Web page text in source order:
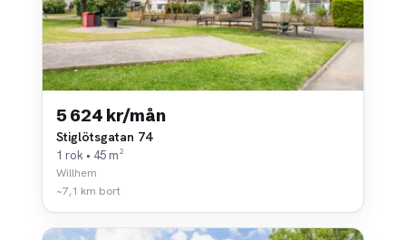
5 624 kr/mån
Stiglötsgatan 74
1 rok • 45 m²
Willhem
~7,1 km bort